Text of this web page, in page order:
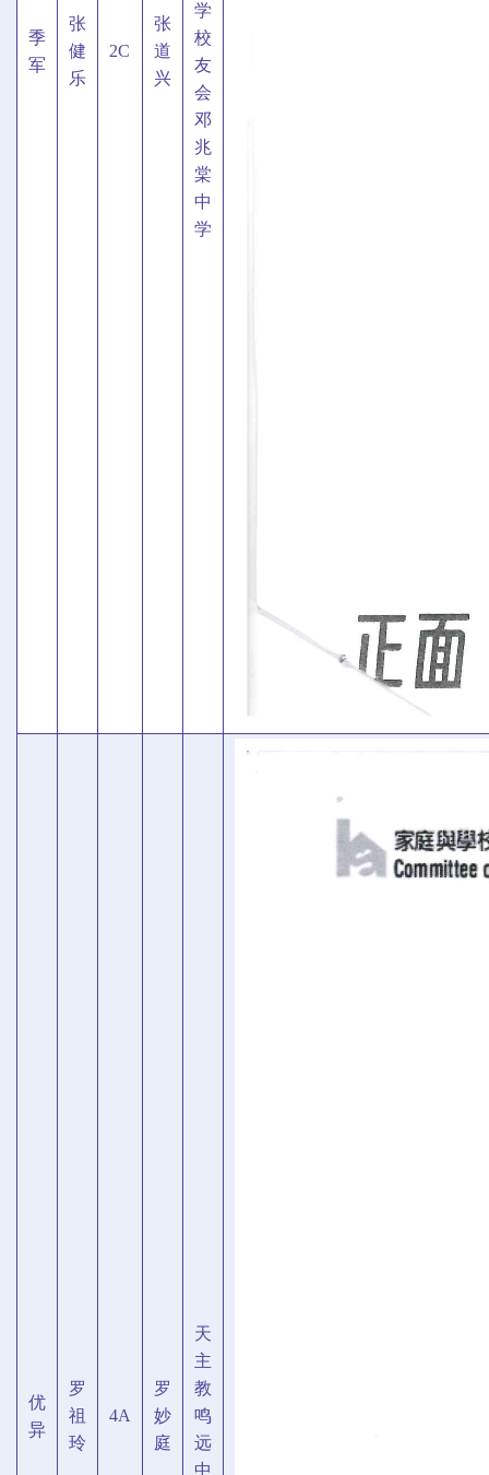
季
军
张
健
乐
2C
张
道
兴
学
校
友
会
邓
兆
棠
中
学
优
异
罗
祖
玲
4A
罗
妙
庭
天
主
教
鸣
远
中